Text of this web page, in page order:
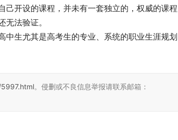
己开设的课程，并未有一套独立的，权威的课程
法验证。
中生尤其是高考生的专业、系统的职业生涯规划
。侵删或不良信息举报请联系邮箱：